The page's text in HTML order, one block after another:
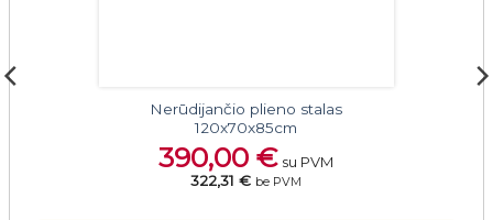
Nerūdijančio plieno stalas
120x70x85cm
390,00€ su PVM
322,31 € be PVM